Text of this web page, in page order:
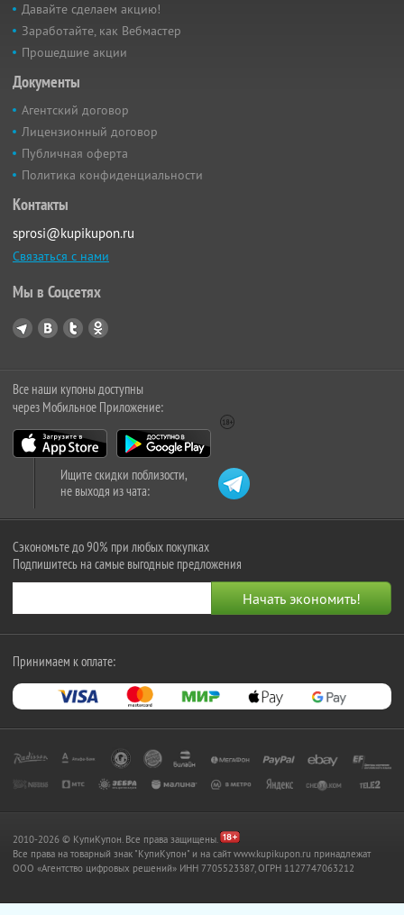
Давайте сделаем акцию!
Заработайте, как Вебмастер
Прошедшие акции
Документы
Агентский договор
Лицензионный договор
Публичная оферта
Политика конфиденциальности
Контакты
sprosi@kupikupon.ru
Связаться с нами
Мы в Соцсетях
Все наши купоны доступны
через Мобильное Приложение:
Ищите скидки поблизости,
не выходя из чата:
Сэкономьте до 90% при любых покупках
Подпишитесь на самые выгодные предложения
Принимаем к оплате:
2010-2026 © КупиКупон. Все права защищены.
Все права на товарный знак "КупиКупон" и на сайт www.kupikupon.ru принадлежат
OOO «Агентство цифровых решений» ИНН 7705523387, ОГРН 1127747063212